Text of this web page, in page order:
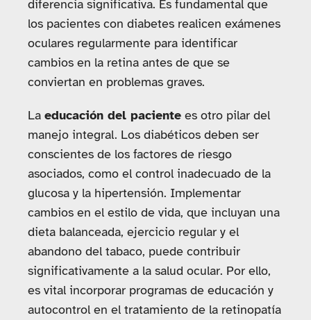
diferencia significativa. Es fundamental que
los pacientes con diabetes realicen exámenes
oculares regularmente para identificar
cambios en la retina antes de que se
conviertan en problemas graves.
La educación del paciente es otro pilar del
manejo integral. Los diabéticos deben ser
conscientes de los factores de riesgo
asociados, como el control inadecuado de la
glucosa y la hipertensión. Implementar
cambios en el estilo de vida, que incluyan una
dieta balanceada, ejercicio regular y el
abandono del tabaco, puede contribuir
significativamente a la salud ocular. Por ello,
es vital incorporar programas de educación y
autocontrol en el tratamiento de la retinopatía